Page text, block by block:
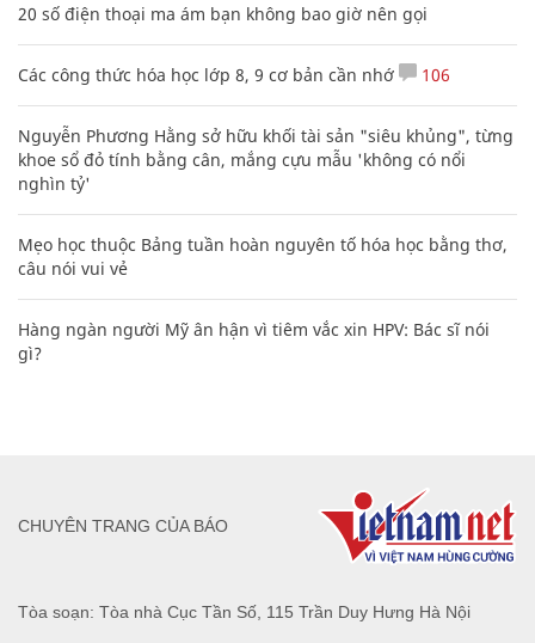
20 số điện thoại ma ám bạn không bao giờ nên gọi
Các công thức hóa học lớp 8, 9 cơ bản cần nhớ 106
Nguyễn Phương Hằng sở hữu khối tài sản "siêu khủng", từng
khoe sổ đỏ tính bằng cân, mắng cựu mẫu 'không có nổi
nghìn tỷ'
Mẹo học thuộc Bảng tuần hoàn nguyên tố hóa học bằng thơ,
câu nói vui vẻ
Hàng ngàn người Mỹ ân hận vì tiêm vắc xin HPV: Bác sĩ nói
gì?
Tòa soạn: Tòa nhà Cục Tần Số, 115 Trần Duy Hưng Hà Nội
CHUYÊN TRANG CỦA BÁO